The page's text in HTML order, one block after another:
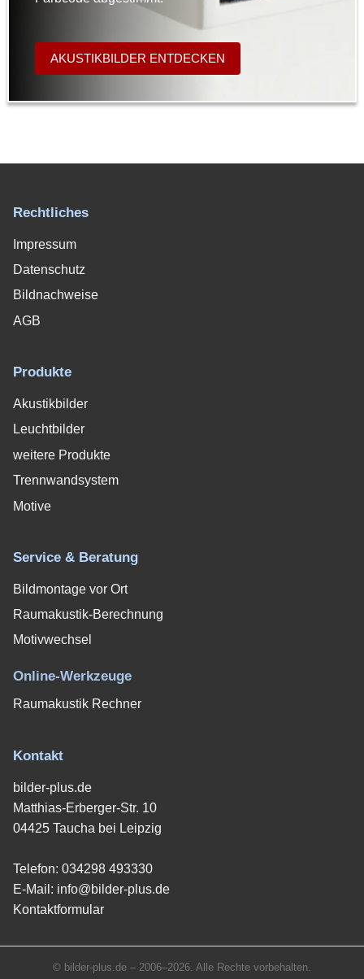
AKUSTIKBILDER ENTDECKEN
Rechtliches
Impressum
Datenschutz
Bildnachweise
AGB
Produkte
Akustikbilder
Leuchtbilder
weitere Produkte
Trennwandsystem
Motive
Service & Beratung
Bildmontage vor Ort
Raumakustik-Berechnung
Motivwechsel
Online-Werkzeuge
Raumakustik Rechner
Kontakt
bilder-plus.de
Matthias-Erberger-Str. 10
04425 Taucha bei Leipzig
Telefon: 034298 493330
E-Mail: info@bilder-plus.de
Kontaktformular
© bilder-plus.de – 2006–2026. Alle Rechte vorbehalten.